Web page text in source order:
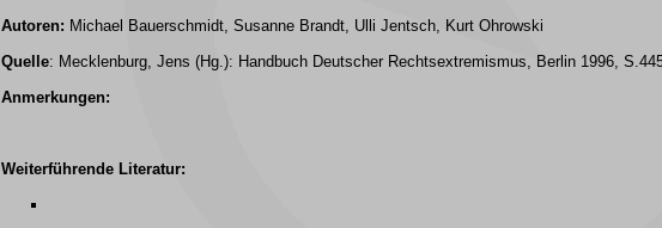
Autoren: Michael Bauerschmidt, Susanne Brandt, Ulli Jentsch, Kurt Ohrowski
Quelle: Mecklenburg, Jens (Hg.): Handbuch Deutscher Rechtsextremismus , Berlin 1996,
Anmerkungen:
Weiterführende Literatur: